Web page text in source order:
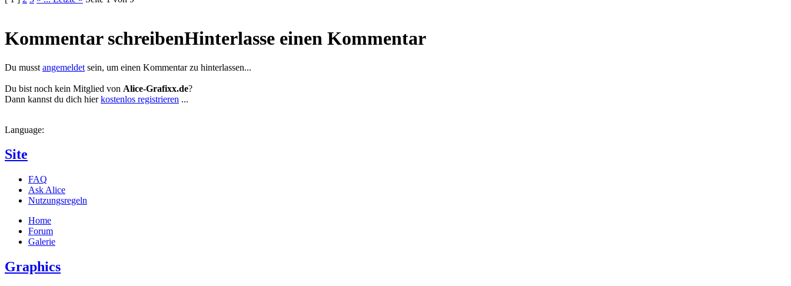
Kommentar schreibenHinterlasse einen Kommentar
Du musst angemeldet sein, um einen Kommentar zu hinterlassen...
Du bist noch kein Mitglied von Alice-Grafixx.de?
Dann kannst du dich hierkostenlos registrieren ...
Language:
Site
FAQ
Ask Alice
Nutzungsregeln
Home
Forum
Galerie
Graphics